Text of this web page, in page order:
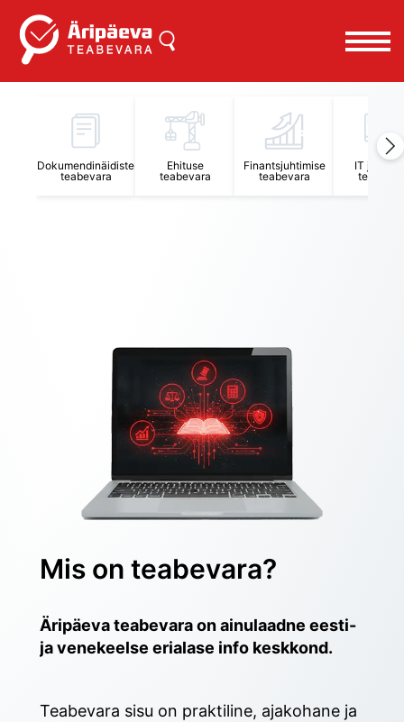
Dokumendinäidiste
teabevara
Ehituse
teabevara
Finantsjuhtimise
teabevara
IT
Mis on teabevara?
Äripäeva teabevara on ainulaadne eesti-
ja venekeelse erialase info keskkond.
Teabevara sisu on praktiline, ajakohane ja